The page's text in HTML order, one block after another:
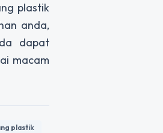
plastik
anda,
dapat
macam
plastik